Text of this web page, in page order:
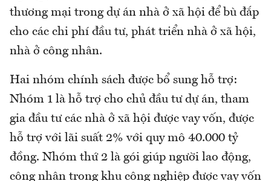
thương mại trong dự án nhà ở xã hội để bù đắp
cho các chi phí đầu tư, phát triển nhà ở xã hội,
nhà ở công nhân.
Hai nhóm chính sách được bổ sung hỗ trợ:
Nhóm 1 là hỗ trợ cho chủ đầu tư dự án, tham
gia đầu tư các nhà ở xã hội được vay vốn, được
hỗ trợ với lãi suất 2% với quy mô 40.000 tỷ
đồng. Nhóm thứ 2 là gói giúp người lao động,
công nhân trong khu công nghiệp được vay vốn